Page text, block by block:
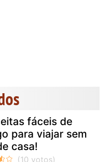
fáceis de
para viajar sem
casa!